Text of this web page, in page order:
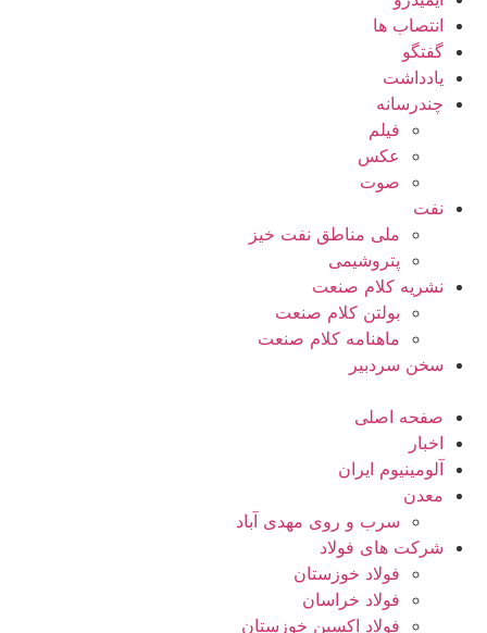
انتصاب ها
گفتگو
یادداشت
چندرسانه
فیلم
عکس
صوت
نفت
ملی مناطق نفت خیز
پتروشیمی
نشریه کلام صنعت
بولتن کلام صنعت
ماهنامه کلام صنعت
سخن سردبیر
صفحه اصلی
اخبار
آلومینیوم ایران
معدن
سرب و روی مهدی آباد
شرکت های فولاد
فولاد خوزستان
فولاد خراسان
فولاد اکسین خوزستان